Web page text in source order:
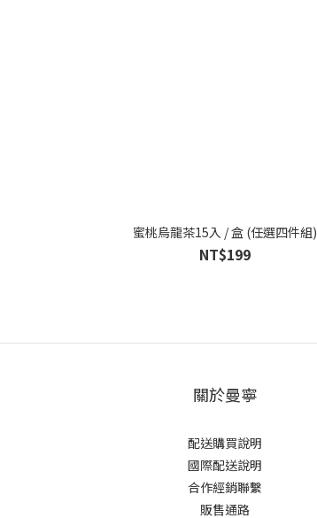
蜜桃烏龍茶15入 / 盒 (任選四件組)
NT$199
關於曼寧
配送購買說明
國際配送說明
合作經銷聯繫
販售通路